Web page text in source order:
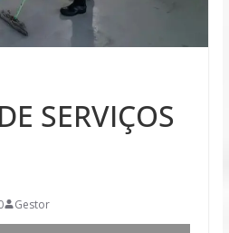
SERVIÇOS
Gestor